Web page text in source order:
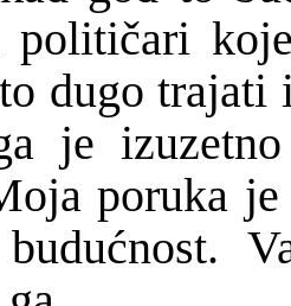
političari
dugo
je
poruka